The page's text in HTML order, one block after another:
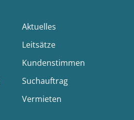
Aktuelles
Leitsätze
Kundenstimmen
Suchauftrag
Vermieten